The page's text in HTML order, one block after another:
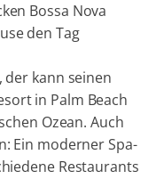
Bossa Nova
den Tag
kann seinen
in Palm Beach
Ozean. Auch
Ein moderner Spa-
Restaurants